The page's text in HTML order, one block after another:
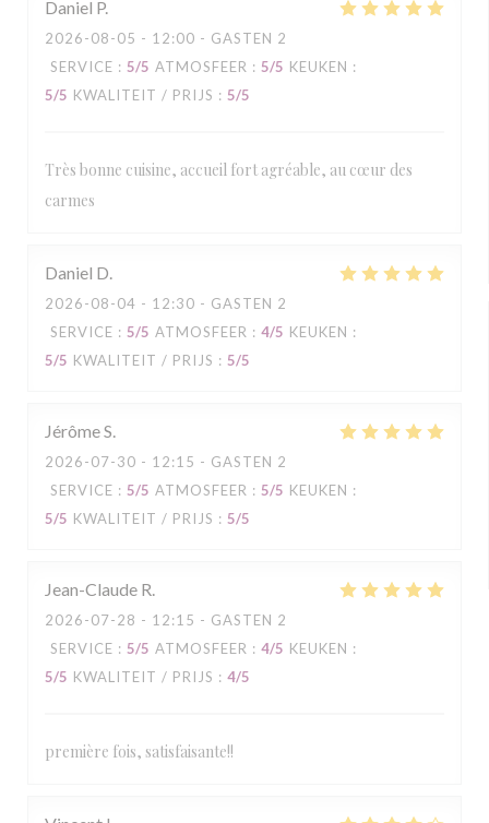
Daniel P
2026-08-05 - 12:00 - GASTEN 2
SERVICE : 5/5 ATMOSFEER : 5/5 KEUKEN :
5/5 KWALITEIT / PRIJS : 5/5
Très bonne cuisine, accueil fort agréable, au cœur des
carmes
Daniel D
2026-08-04 - 12:30 - GASTEN 2
SERVICE : 5/5 ATMOSFEER : 4/5 KEUKEN :
5/5 KWALITEIT / PRIJS : 5/5
JérômeS
2026-07-30 - 12:15 - GASTEN 2
SERVICE : 5/5 ATMOSFEER : 5/5 KEUKEN :
5/5 KWALITEIT / PRIJS : 5/5
Jean-Claude R
2026-07-28 - 12:15 - GASTEN 2
SERVICE : 5/5 ATMOSFEER : 4/5 KEUKEN :
5/5 KWALITEIT / PRIJS : 4/5
première fois, satisfaisante!!